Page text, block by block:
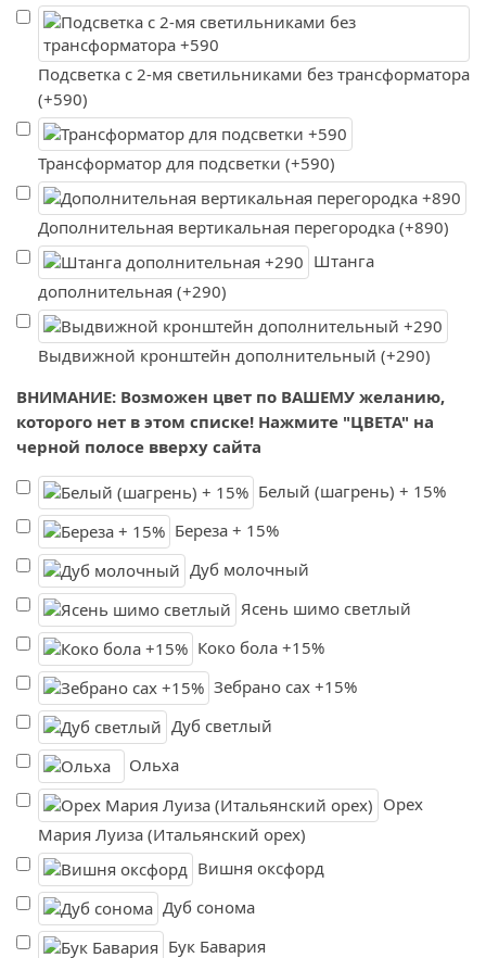
Подсветка с 2-мя светильниками без трансформатора
(+590)
Трансформатор для подсветки (+590)
Дополнительная вертикальная перегородка (+890)
Штанга
дополнительная (+290)
Выдвижной кронштейн дополнительный (+290)
ВНИМАНИЕ: Возможен цвет по ВАШЕМУ желанию,
которого нет в этом списке! Нажмите "ЦВЕТА" на
черной полосе вверху сайта
Белый (шагрень) + 15%
Береза + 15%
Дуб молочный
Ясень шимо светлый
Коко бола +15%
Зебрано сах +15%
Дуб светлый
Ольха
Орех
Мария Луиза (Итальянский орех)
Вишня оксфорд
Дуб сонома
Бук Бавария